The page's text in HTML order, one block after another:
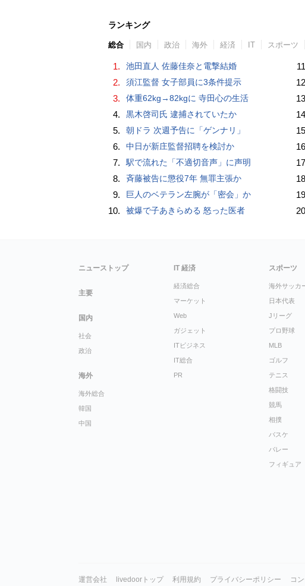
ランキング
総合 国内 政治 海外 経済 IT スポーツ
1. 池田直人 佐藤佳奈と電撃結婚
2. 須江監督 女子部員に3条件提示
3. 体重62kg→82kgに 寺田心の生活
4. 黒木啓司氏 逮捕されていたか
5. 朝ドラ 次週予告に「ゲンナリ」
6. 中日が新庄監督招聘を検討か
7. 駅で流れた「不適切音声」に声明
8. 斉藤被告に懲役7年 無罪主張か
9. 巨人のベテラン左腕が「密会」か
10. 被爆で子あきらめる 怒った医者
ニューストップ
主要
国内
社会
政治
海外
海外総合
韓国
中国
IT 経済
経済総合
マーケット
Web
ガジェット
ITビジネス
IT総合
PR
スポーツ
海外サッカ
日本代表
Jリーグ
プロ野球
MLB
ゴルフ
テニス
格闘技
競馬
相撲
バスケ
バレー
フィギュア
運営会社 livedoorトップ 利用規約 プライバシーポリシー コ